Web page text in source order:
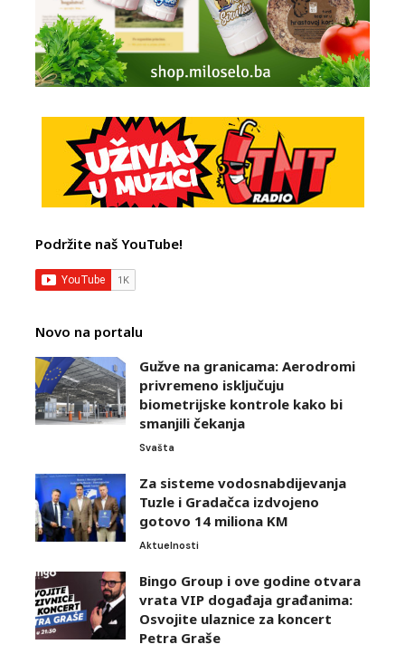
Podržite naš YouTube!
Novo na portalu
Gužve na granicama: Aerodromi
privremeno isključuju
biometrijske kontrole kako bi
smanjili čekanja
Svašta
Za sisteme vodosnabdijevanja
Tuzle i Gradačca izdvojeno
gotovo 14 miliona KM
Aktuelnosti
Bingo Group i ove godine otvara
vrata VIP događaja građanima:
Osvojite ulaznice za koncert
Petra Graše